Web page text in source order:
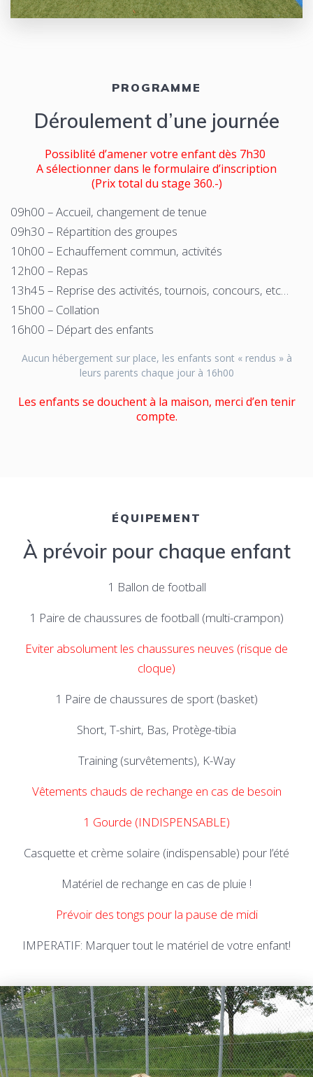
PROGRAMME
Déroulement d’une journée
Possiblité d’amener votre enfant dès 7h30
A sélectionner dans le formulaire d’inscription
(Prix total du stage 360.-)
09h00 – Accueil, changement de tenue
09h30 – Répartition des groupes
10h00 – Echauffement commun, activités
12h00 – Repas
13h45 – Reprise des activités, tournois, concours, etc…
15h00 – Collation
16h00 – Départ des enfants
Aucun hébergement sur place, les enfants sont « rendus » à
leurs parents chaque jour à 16h00
Les enfants se douchent à la maison, merci d’en tenir
compte.
É QUIPEMENT
À prévoir pour chaque enfant
1 Ballon de football
1 Paire de chaussures de football (multi-crampon)
Eviter absolument les chaussures neuves (risque de
cloque)
1 Paire de chaussures de sport (basket)
Short, T-shirt, Bas, Protège-tibia
Training (survêtements), K-Way
Vêtements chauds de rechange en cas de besoin
1 Gourde (INDISPENSABLE)
Casquette et crème solaire (indispensable) pour l’été
Matériel de rechange en cas de pluie !
Prévoir des tongs pour la pause de midi
IMPERATIF: Marquer tout le matériel de votre enfant!